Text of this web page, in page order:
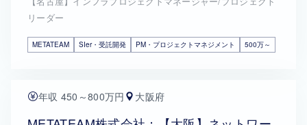
リーダー
METATEAM SIer・受託開発 PM・プロジェクトマネジメント 500万～
年収 450～800万円 大阪府